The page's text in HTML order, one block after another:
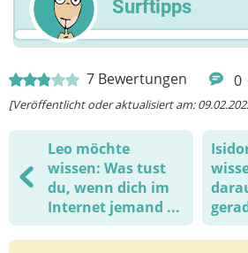
7 Bewertungen 0
[Veröffentlicht oder aktualisiert am:
Leo möchte
wissen: Was tust
du, wenn dich im
Internet jemand ...
Surftipps